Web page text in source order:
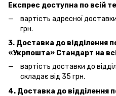
Експрес доступна по всій
вартість адресної доставки
грн.
3. Доставка до відділення
«Укрпошта» Стандарт на
вартість доставки до
складає від 35 грн.
4. Доставка до відділення